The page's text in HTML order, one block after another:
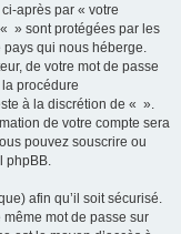
après par « votre
» sont protégées par les
qui nous héberge.
de votre mot de passe
procédure
à la discrétion de « ».
de votre compte sera
pouvez souscrire ou
phpBB.
afin qu’il soit sécurisé.
mot de passe sur